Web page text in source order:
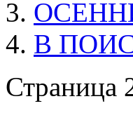
В
Страница